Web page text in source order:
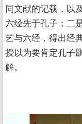
同文献的记载，以
六经先于孔子；二
艺与六经，得出经
授以为要肯定孔子
解。